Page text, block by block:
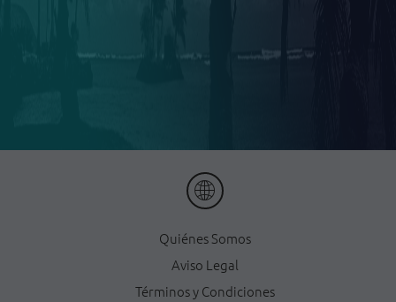
Quiénes Somos
Aviso Legal
Términos y Condiciones